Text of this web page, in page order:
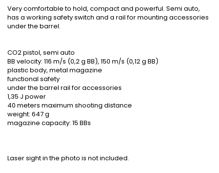
Very comfortable to hold, compact and powerful. Semi auto,
has a working safety switch and a rail for mounting accessories
under the barrel.
CO2 pistol, semi auto
BB velocity: 116 m/s (0,2 g BB), 150 m/s (0,12 g BB)
plastic body, metal magazine
functional safety
under the barrel rail for accessories
1,35 J power
40 meters maximum shooting distance
weight: 647 g
magazine capacity: 15 BBs
Laser sight in the photo is not included.